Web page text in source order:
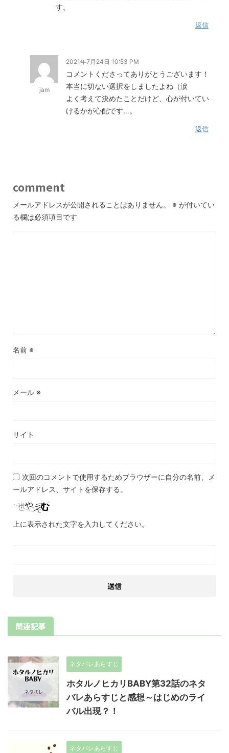
す。
返信
jam
2021年7月24日 10:53 PM
コメントくださってありがとうございます！
本当に切ない選択をしましたよね（涙
よく考えて決めたことだけど、心が付いてい
けるかが心配です…。
返信
comment
メールアドレスが公開されることはありません。 ※ が付いてい
る欄は必須項目です
名前 ※
メール ※
サイト
次回のコメントで使用するためブラウザーに自分の名前、メ
ールアドレス、サイトを保存する。
上に表示された文字を入力してください。
関連記事
ネタバレあらすじ
ホタルノヒカリBABY第32話のネタ
バレあらすじと感想～はじめのライ
バル出現？！
ネタバレあらすじ